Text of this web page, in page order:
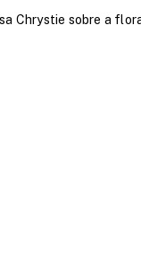
Chrystie sobre a